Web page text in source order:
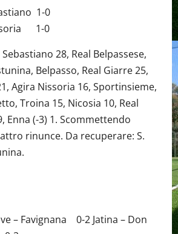
1-0
1-0
28, Real Belpassese,
Belpasso, Real Giarre 25,
Agira Nissoria 16, Sportinsieme,
Troina 15, Nicosia 10, Real
Enna (-3) 1. Scommettendo
rinunce. Da recuperare: S.
– Favignana 0-2 Jatina – Don